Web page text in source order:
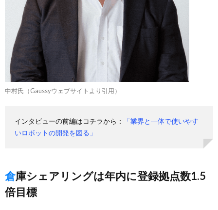
中村氏（Gaussyウェブサイトより引用）
インタビューの前編はコチラから：
「業界と一体で使いやす
いロボットの開発を図る」
倉庫シェアリングは年内に登録拠点数1.5
倍目標